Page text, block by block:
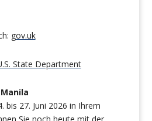
gov.uk
State Department
bis 27. Juni 2026 in Ihrem